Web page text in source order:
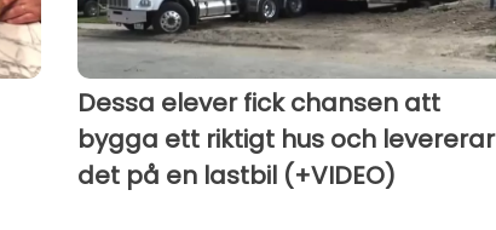
Dessa elever fick chansen att
bygga ett riktigt hus och levererar
det på en lastbil (+VIDEO)